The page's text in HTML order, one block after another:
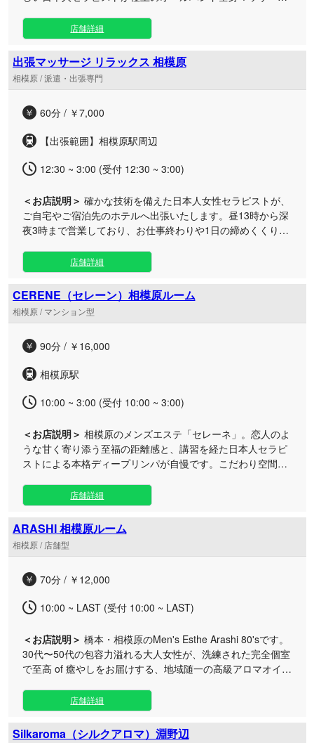
姿の美しさだけでなく、おもてなしの心や優しさに溢れた日
本人女性を厳選して採用しております。洗練されたセラピス
トによる心のこもった接客と確かな技術で、お客様の心と身
体を芯から解きほぐします。 ご用意しているお部屋は、プラ
イベート感を重視した完全個室。日常の忙しさを忘れさせて
空間へと仕上げました。 日々の疲れをリセットし、贅沢で至
心より楽しみにお待ちしております。
店舗詳細
出張マッサージ リラックス 相模原
相模原 / 派遣・出張専門
60分 / ￥7,000
【出張範囲】相模原駅周辺
12:30 ~ 3:00 (受付 12:30 ~ 3:00)
＜お店説明＞ 確かな技術を備えた日本人女性セラピストが、
ご自宅やご宿泊先のホテルへ出張いたします。昼13時から深
夜3時まで営業しており、お仕事終わりや1日の締めくくり
ず、どなたでもお気軽にご利用いただけます。施術に必要な
アイテムはすべてスタッフが持参いたしますので、お客様側
での事前準備は一切不要です（事前にシャワーを浴びておか
れるのがおすすめです）。 施術の際は、お好みの力加減や特
にコリ固まっている部位など、何なりとお申し付けくださ
す。 また、動物大好きなスタッフが伺いますので、ワンちゃ
かせください。ご家族で順番に施術を受けていただくファミ
リー利用も大歓迎です。日頃の疲れをリセットする贅沢なプ
ライベートリラクゼーションをぜひご体感ください。
店舗詳細
CERENE（セレーン）相模原ルーム
相模原 / マンション型
90分 / ￥16,000
相模原駅
10:00 ~ 3:00 (受付 10:00 ~ 3:00)
＜お店説明＞ 相模原のメンズエステ「セレーネ」。恋人のよ
うな甘く寄り添う至福の距離感と、講習を経た日本人セラピ
ストによる本格ディープリンパが自慢です。こだわり空間
客様の好みに合わせて「選ぶ愉しみ」を存分に味わっていた
だけるよう、多彩な個性を持った魅力溢れるキャストが揃っ
ております。一人ひとりに合わせた細やかで温かいおもてな
しを徹底し、心も体も芯からとろけるような時間をご提供い
たします。 さらに、一味違う雰囲気を演出する2つの特別な
沢な空間のなかで、誰にも邪魔されない至高のリラクゼーシ
プリンパ施術が含まれており、90分のスタンダードなコース
す。駅近くの好立地にある洗練された隠れ家で、贅沢なプラ
イベートタイムを過ごしてみませんか。
店舗詳細
ARASHI 相模原ルーム
相模原 / 店舗型
70分 / ￥12,000
10:00 ~ LAST (受付 10:00 ~ LAST)
＜お店説明＞ 橋本・相模原のMen's Esthe Arashi 80'sです。
30代〜50代の包容力溢れる大人女性が、洗練された完全個室
で至高 of 癒やしをお届けする、地域随一の高級アロマオイル
けでなく、温かいおもてなしの心と深い包容力を兼ね備えた
女性ばかり。日常の喧騒を忘れ、二人きりの完全個室で何も
考えずに身を委ねてください。 お客様一人ひとりの身体のコ
店舗詳細
Silkaroma（シルクアロマ）淵野辺